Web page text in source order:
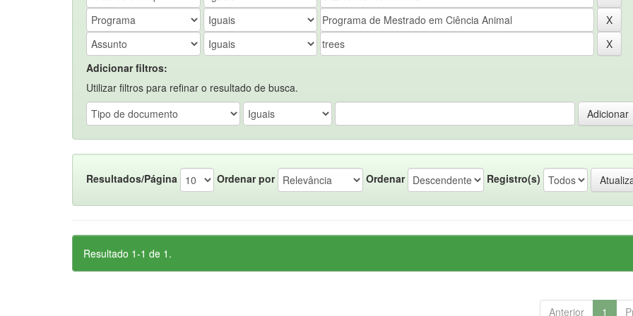
Adicionar filtros:
Utilizar filtros para refinar o resultado de busca.
Resultados/Página Ordenar por Ordenar Registro(s)
Resultado 1-1 de 1.
Anterior 1